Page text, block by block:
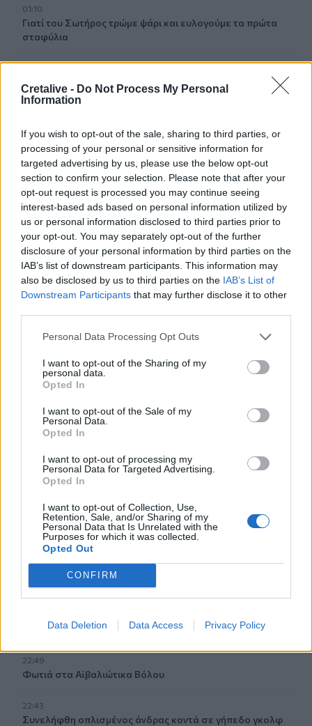
Cretalive - Do Not Process My Personal
Information
If you wish to opt-out of the sale, sharing to third parties, or
processing of your personal or sensitive information for
targeted advertising by us, please use the below opt-out
section to confirm your selection. Please note that after your
opt-out request is processed you may continue seeing
interest-based ads based on personal information utilized by
us or personal information disclosed to third parties prior to
your opt-out. You may separately opt-out of the further
disclosure of your personal information by third parties on the
IAB’s list of downstream participants. This information may
also be disclosed by us to third parties on the IAB’s List of
Downstream Participants that may further disclose it to other
Personal Data Processing Opt Outs
I want to opt-out of the Sharing of my
personal data.
Opted In
I want to opt-out of the Sale of my
Personal Data.
Opted In
I want to opt-out of processing my
Personal Data for Targeted Advertising.
Opted In
I want to opt-out of Collection, Use,
Retention, Sale, and/or Sharing of my
Personal Data that Is Unrelated with the
Purposes for which it was collected.
Opted Out
CONFIRM
Data Deletion Data Access Privacy Policy
01:10
Γιατί του Σωτήρος τρώμε ψάρι και ευλογούμε τα πρώτα
σταφύλια
Βρετανία: Η κυβέρνηση δεν θα προχωρήσει σε διεξαγωγή
έρευνας για τον Έπστιν
ΗΠΑ: Ο Ζούκερμπεργκ ζήτησε συγγνώμη από την
κυβέρνηση της Ινδίας για περιεχόμενο και λάθη της Meta
Βόλος: Υπό έλεγχο η φωτιά στο Αρχαίο Θέατρο
Δημητριάδος
23:34
Φωτιά σε χαμηλή βλάστηση στην Κάρπαθο
23:27
Πάμπλο Εσκομπάρ
Κυψέλη: Τα δύο σενάρια που εξετάζουν οι Αρχές για τη
δολοφονία της Σκωτσέζας
Οι ΗΠΑ αναστέλλουν τις εισαγωγές από τον μεγαλύτερο
παραγωγό αβοκάντο του Μεξικού
23:09
Κατσαφάδος από τα Βίλια: «Κανένας δεν μένει πίσω» -
πληγέντες
23:03
Ποια είναι τα δέντρα που μπορούν να γίνουν «ασπίδα» για
το σπίτι σας απέναντι στις πυρκαγιές
22:55
ότι η επαφή με τον Χαμενεΐ είναι δύσκολη
22:49
Φωτιά στα Αϊβαλιώτικα Βόλου
22:43
Συνελήφθη οπλισμένος άνδρας κοντά σε γήπεδο γκολφ